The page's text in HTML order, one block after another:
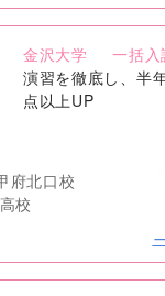
金沢大学
一括
演習を徹底し、半
点以上UP
府北口校
校